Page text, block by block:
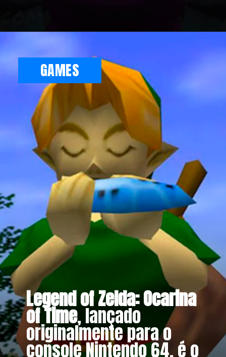
Legend of Zelda: Ocarina
of Time, lançado
originalmente para o
console Nintendo 64, é o
GAMES